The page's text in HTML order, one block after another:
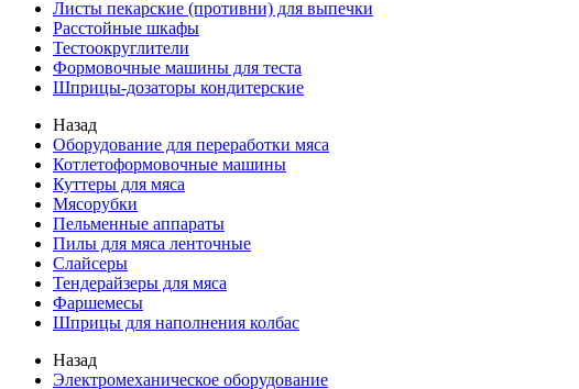
Листы пекарские (противни) для выпечки
Расстойные шкафы
Тестоокруглители
Формовочные машины для теста
Шприцы-дозаторы кондитерские
Назад
Оборудование для переработки мяса
Котлетоформовочные машины
Куттеры для мяса
Мясорубки
Пельменные аппараты
Пилы для мяса ленточные
Слайсеры
Тендерайзеры для мяса
Фаршемесы
Шприцы для наполнения колбас
Назад
Электромеханическое оборудование